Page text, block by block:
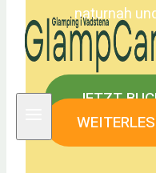
naturnah
JETZT